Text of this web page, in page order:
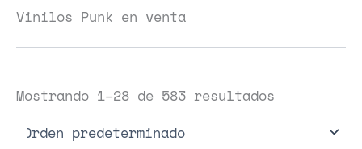
Vinilos Punk en venta
Mostrando 1–28 de 583 resultados